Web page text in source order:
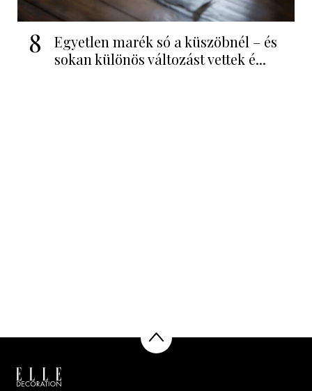
8
Egyetlen marék só a küszöbnél – és
sokan különös változást vettek é...